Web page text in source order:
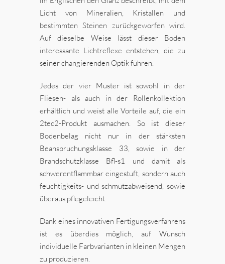
Licht von Mineralien, Kristallen und
bestimmten Steinen zurückgeworfen wird.
Auf dieselbe Weise lässt dieser Boden
interessante Lichtreflexe entstehen, die zu
seiner changierenden Optik führen.
Jedes der vier Muster ist sowohl in der
Fliesen- als auch in der Rollenkollektion
erhältlich und weist alle Vorteile auf, die ein
2tec2-Produkt ausmachen. So ist dieser
Bodenbelag nicht nur in der stärksten
Beanspruchungsklasse 33, sowie in der
Brandschutzklasse Bfl-s1 und damit als
schwerentflammbar eingestuft, sondern auch
feuchtigkeits- und schmutzabweisend, sowie
überaus pflegeleicht.
Dank eines innovativen Fertigungsverfahrens
ist es überdies möglich, auf Wunsch
individuelle Farbvarianten in kleinen Mengen
zu produzieren.